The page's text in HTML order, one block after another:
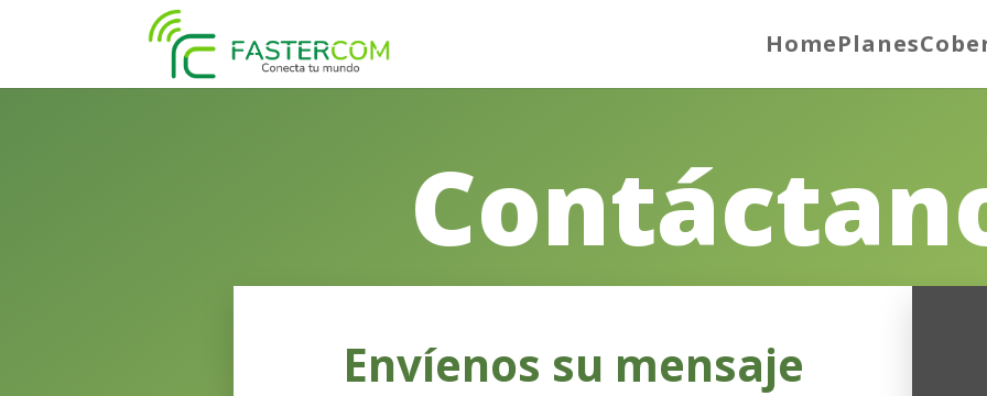
HomePlanes
Envíenos su mensaje